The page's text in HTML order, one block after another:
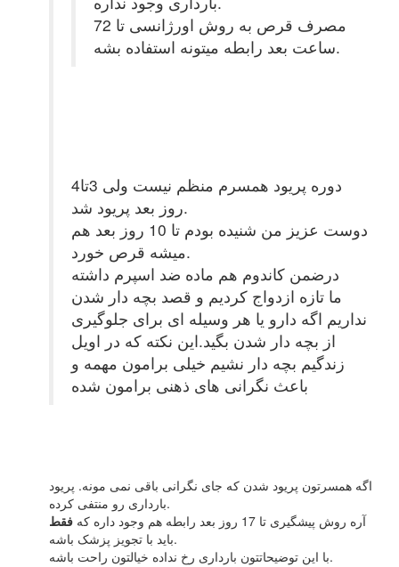
مصرف قرص به روش اورژانسی تا 72
ساعت بعد رابطه میتونه استفاده بشه.
دوره پریود همسرم منظم نیست ولی 3تا4
روز بعد پریود شد.
دوست عزیز من شنیده بودم تا 10 روز بعد هم
میشه قرص خورد.
درضمن کاندوم هم ماده ضد اسپرم داشته
ما تازه ازدواج کردیم و قصد بچه دار شدن
نداریم اگه دارو یا هر وسیله ای برای جلوگیری
از بچه دار شدن بگید.این نکته که در اویل
زندگیم بچه دار نشیم خیلی برامون مهمه و
باعث نگرانی های ذهنی برامون شده
اگه همسرتون پریود شدن که جای نگرانی باقی نمی مونه. پریود
بارداری رو منتفی کرده.
آره روش پیشگیری تا 17 روز بعد رابطه هم وجود داره که
فقط
باید با تجویز پزشک باشه.
با این توضیحاتتون بارداری رخ نداده خیالتون راحت باشه.